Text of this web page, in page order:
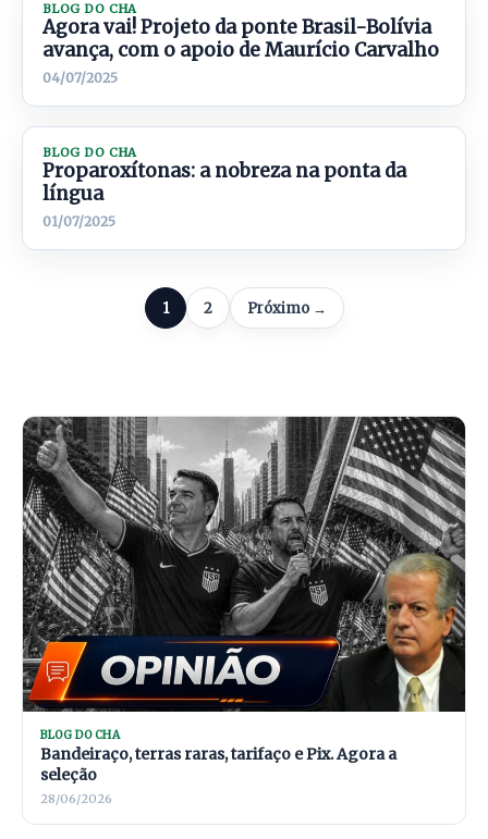
BLOG DO CHA
Agora vai! Projeto da ponte Brasil-Bolívia
avança, com o apoio de Maurício Carvalho
04/07/2025
BLOG DO CHA
Proparoxítonas: a nobreza na ponta da
língua
01/07/2025
1 2 Próximo →
BLOG DO CHA
Bandeiraço, terras raras, tarifaço e Pix. Agora a
seleção
28/06/2026